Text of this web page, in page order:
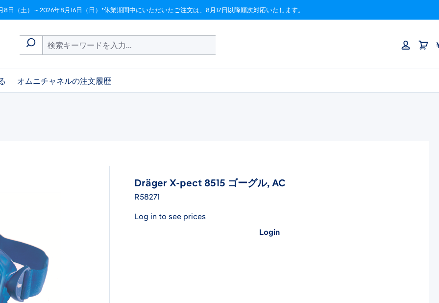
日（土）～2026年8月16日（日）*休業期間中にいただいたご注文は、8月17日以降順次対応いたします。
オムニチャネルの注文履歴
Dräger X-pect 8515 ゴーグル, AC
R58271
Log in to see prices
Login